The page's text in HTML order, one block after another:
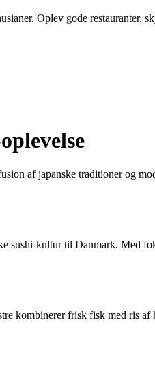
Oplev gode restauranter,
af japanske traditioner og
sushi-kultur til Danmark. Med
kombinerer frisk fisk med ris af